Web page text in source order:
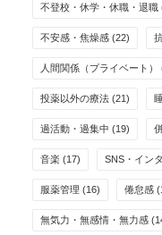
不登校・休学・休職・退職
不安感・焦燥感 (22)
人間関係（プライベート）
投薬以外の療法 (21)
過活動・過集中 (19)
音楽 (17) SNS・イン
服薬管理 (16) 倦怠感
無気力・無感情・無力感